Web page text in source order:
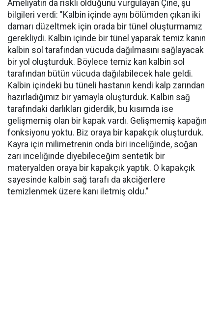
Ameliyatın da riskli olduğunu vurgulayan Çine, şu
bilgileri verdi: "Kalbin içinde aynı bölümden çıkan iki
damarı düzeltmek için orada bir tünel oluşturmamız
gerekliydi. Kalbin içinde bir tünel yaparak temiz kanın
kalbin sol tarafından vücuda dağılmasını sağlayacak
bir yol oluşturduk. Böylece temiz kan kalbin sol
tarafından bütün vücuda dağılabilecek hale geldi.
Kalbin içindeki bu tüneli hastanın kendi kalp zarından
hazırladığımız bir yamayla oluşturduk. Kalbin sağ
tarafındaki darlıkları giderdik, bu kısımda ise
gelişmemiş olan bir kapak vardı. Gelişmemiş kapağın
fonksiyonu yoktu. Biz oraya bir kapakçık oluşturduk.
Kayra için milimetrenin onda biri inceliğinde, soğan
zarı inceliğinde diyebileceğim sentetik bir
materyalden oraya bir kapakçık yaptık. O kapakçık
sayesinde kalbin sağ tarafı da akciğerlere
temizlenmek üzere kanı iletmiş oldu."